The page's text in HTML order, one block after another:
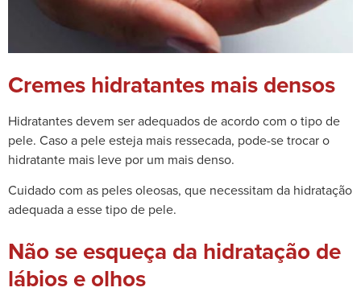
Cremes hidratantes mais densos
Hidratantes devem ser adequados de acordo com o tipo de
pele. Caso a pele esteja mais ressecada, pode-se trocar o
hidratante mais leve por um mais denso.
Cuidado com as peles oleosas, que necessitam da hidratação
adequada a esse tipo de pele.
Não se esqueça da hidratação de
lábios e olhos